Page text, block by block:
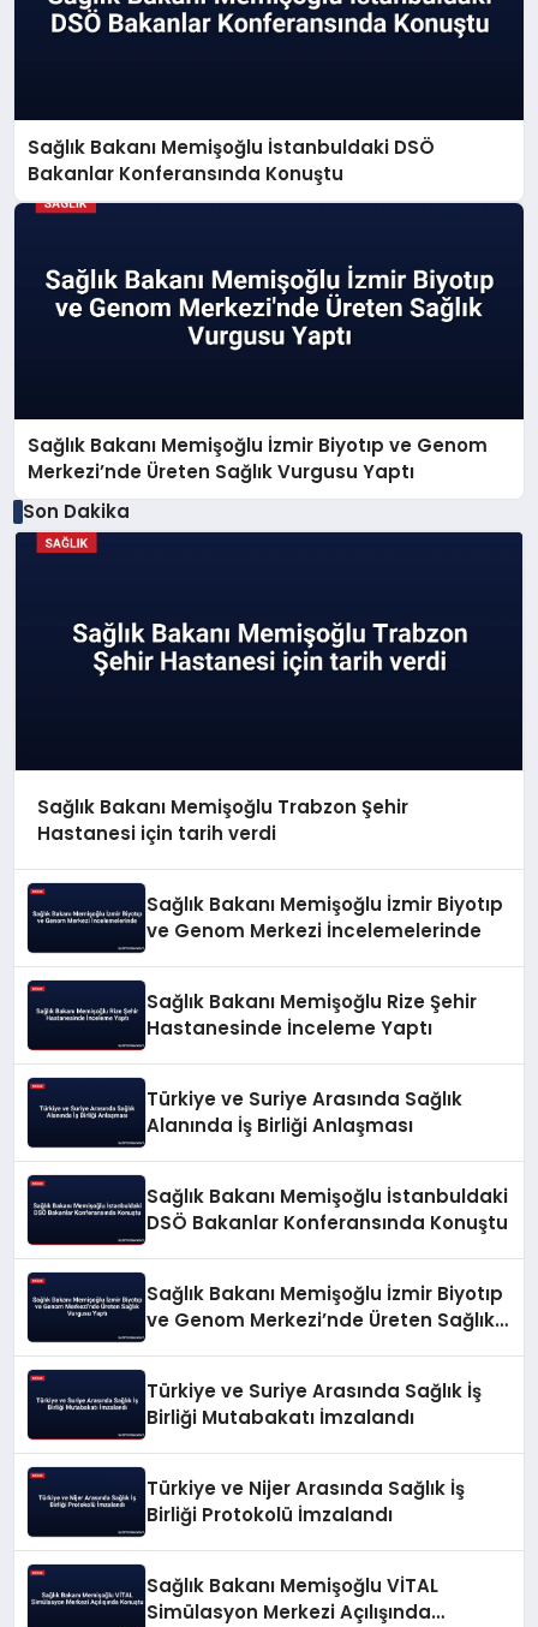
Sağlık Bakanı Memişoğlu İstanbuldaki DSÖ
Bakanlar Konferansında Konuştu
Sağlık Bakanı Memişoğlu İzmir Biyotıp ve Genom
Merkezi’nde Üreten Sağlık Vurgusu Yaptı
Son Dakika
Sağlık Bakanı Memişoğlu Trabzon Şehir
Hastanesi için tarih verdi
Sağlık Bakanı Memişoğlu İzmir Biyotıp
ve Genom Merkezi İncelemelerinde
Sağlık Bakanı Memişoğlu Rize Şehir
Hastanesinde İnceleme Yaptı
Türkiye ve Suriye Arasında Sağlık
Alanında İş Birliği Anlaşması
Sağlık Bakanı Memişoğlu İstanbuldaki
DSÖ Bakanlar Konferansında Konuştu
Sağlık Bakanı Memişoğlu İzmir Biyotıp
ve Genom Merkezi’nde Üreten Sağlık
Türkiye ve Suriye Arasında Sağlık İş
Birliği Mutabakatı İmzalandı
Türkiye ve Nijer Arasında Sağlık İş
Birliği Protokolü İmzalandı
Sağlık Bakanı Memişoğlu VİTAL
Simülasyon Merkezi Açılışında